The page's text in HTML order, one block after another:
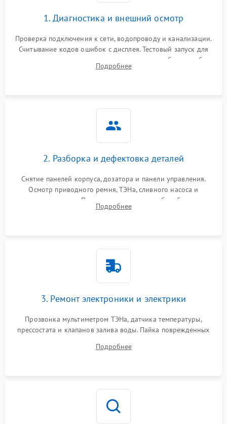
1. Диагностика и внешний осмотр
Проверка подключения к сети, водопроводу и канализации.
Считывание кодов ошибок с дисплея. Тестовый запуск для
выявления посторонних шумов, протечек или сбоев в работе
электронного модуля управления.
Подробнее
2. Разборка и дефектовка деталей
Снятие панелей корпуса, дозатора и панели управления.
Осмотр приводного ремня, ТЭНа, сливного насоса и
амортизаторов. Проверка подшипников барабана и
крестовины на износ, а манжеты люка на разрывы.
Подробнее
3. Ремонт электроники и электрики
Прозвонка мультиметром ТЭНа, датчика температуры,
прессостата и клапанов залива воды. Пайка поврежденных
Восстановление целостности проводки и контактов.
Подробнее